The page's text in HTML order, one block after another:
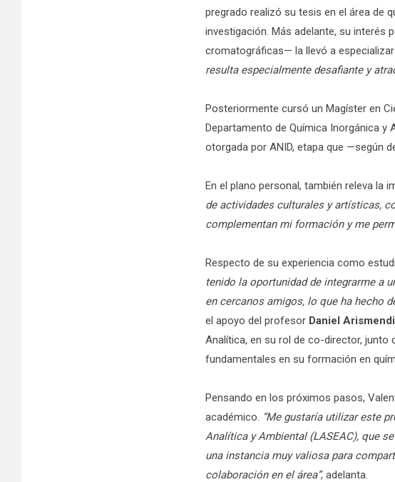
pregrado realizó su tesis en el área de
investigación. Más adelante, su interés
cromatográficas— la llevó a
resulta especialmente desafiante y
Posteriormente cursó un Magíster en
Departamento de Química Inorgánica y
otorgada por ANID, etapa que —según
En el plano personal, también releva la
de actividades culturales y artísticas,
complementan mi formación y me
Respecto de su experiencia como
tenido la oportunidad de integrarme a
en cercanos amigos, lo que ha hecho
el apoyo del profesor Daniel
Analítica, en su rol de co-director,
fundamentales en su formación en
Pensando en los próximos pasos,
académico. “Me gustaría utilizar este
Analítica y Ambiental (LASEAC), que
una instancia muy valiosa para
colaboración en el área”, adelanta.